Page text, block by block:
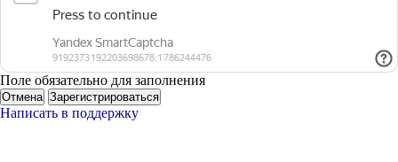
Поле обязательно для заполнения
Отмена Зарегистрироваться
Написать в поддержку